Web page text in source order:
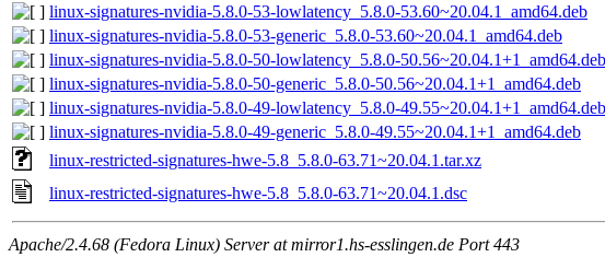
linux-signatures-nvidia-5.8.0-53-lowlatency_5.8.0-53.60~20.04.1_amd64.deb
linux-signatures-nvidia-5.8.0-53-generic_5.8.0-53.60~20.04.1_amd64.deb
linux-signatures-nvidia-5.8.0-50-lowlatency_5.8.0-50.56~20.04.1+1_amd64.deb
linux-signatures-nvidia-5.8.0-50-generic_5.8.0-50.56~20.04.1+1_amd64.deb
linux-signatures-nvidia-5.8.0-49-lowlatency_5.8.0-49.55~20.04.1+1_amd64.deb
linux-signatures-nvidia-5.8.0-49-generic_5.8.0-49.55~20.04.1+1_amd64.deb
linux-restricted-signatures-hwe-5.8_5.8.0-63.71~20.04.1.tar.xz
linux-restricted-signatures-hwe-5.8_5.8.0-63.71~20.04.1.dsc
Apache/2.4.68 (Fedora Linux) Server at mirror1.hs-esslingen.de Port 443